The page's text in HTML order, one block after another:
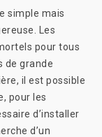
simple mais
Les
pour tous
de grande
il est possible
pour les
d’installer
d’un